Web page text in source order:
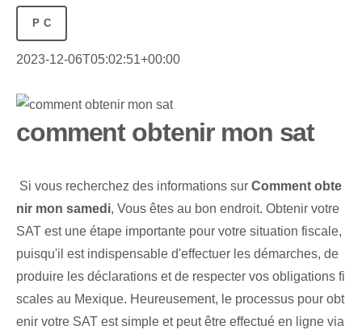
PC
2023-12-06T05:02:51+00:00
comment obtenir mon sat
‍ Si vous recherchez des informations sur Comment obte
nir mon samedi, Vous êtes au bon endroit. Obtenir votre
SAT est une étape importante pour votre situation fiscale,
puisqu'il est indispensable d'effectuer les démarches, de
produire les déclarations et de respecter vos obligations fi
scales au Mexique. Heureusement, le processus pour obt
enir votre SAT est simple et peut être effectué en ligne via